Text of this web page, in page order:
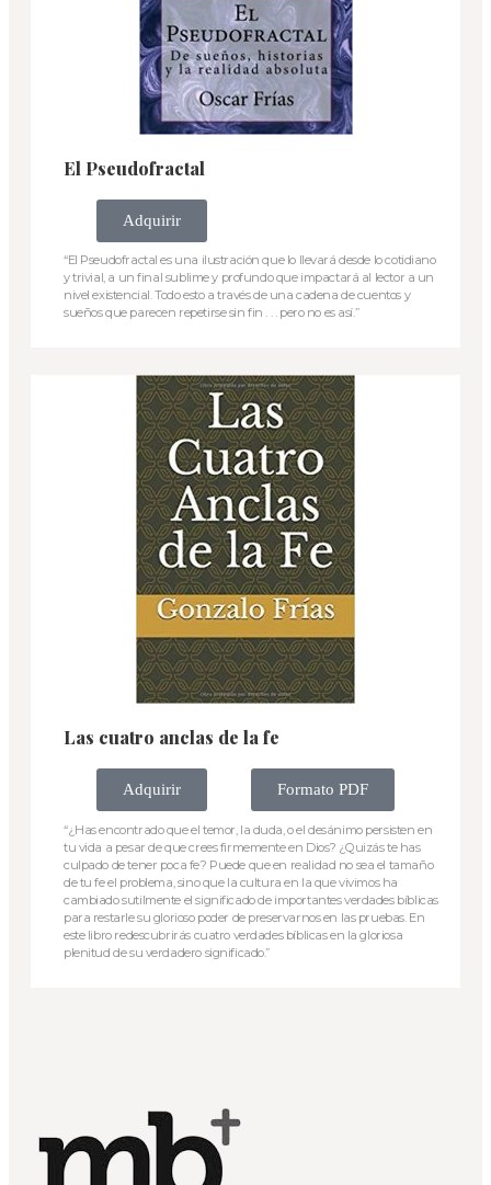
El Pseudofractal
Adquirir
“El Pseudofractal es una ilustración que lo llevará desde lo cotidiano
y trivial, a un final sublime y profundo que impactará al lector a un
nivel existencial. Todo esto a través de una cadena de cuentos y
sueños que parecen repetirse sin fin . . . pero no es así.”
Las cuatro anclas de la fe
Adquirir Formato PDF
“¿Has encontrado que el temor, la duda, o el desánimo persisten en
tu vida a pesar de que crees firmemente en Dios? ¿Quizás te has
culpado de tener poca fe? Puede que en realidad no sea el tamaño
de tu fe el problema, sino que la cultura en la que vivimos ha
cambiado sutilmente el significado de importantes verdades bíblicas
para restarle su glorioso poder de preservarnos en las pruebas. En
este libro redescubrirás cuatro verdades bíblicas en la gloriosa
plenitud de su verdadero significado.”